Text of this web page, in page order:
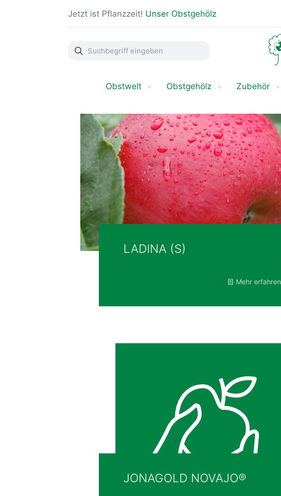
Jetzt ist Pflanzzeit! Unser Obstgehölz
Suchbegriff
eingeben
Obstwelt Obstgehölz Zubehör
LADINA (S)
Mehr erfahren
JONAGOLD NOVAJO®